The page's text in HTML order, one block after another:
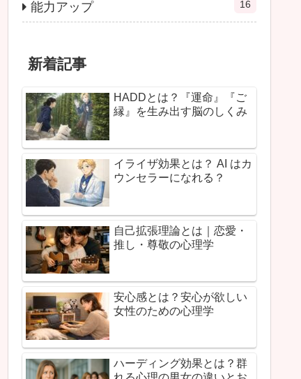
能力アップ 16
新着記事
HADDとは？『運命』『ご
縁』を生み出す脳のしくみ
イライザ効果とは？ AI はカ
ウンセラーになれる？
自己拡張理論とは｜恋愛・
推し・尊敬の心理学
安心感とは？安心が欲しい
女性のための心理学
ハーディング効果とは？群